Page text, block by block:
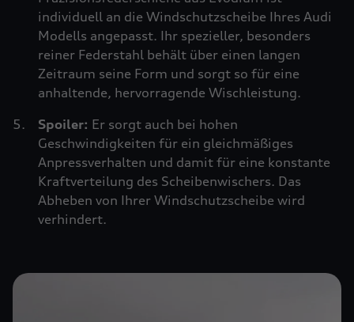
individuell an die Windschutzscheibe Ihres Audi
Modells angepasst. Ihr spezieller, besonders
reiner Federstahl behält über einen langen
Zeitraum seine Form und sorgt so für eine
anhaltende, hervorragende Wischleistung.
Spoiler: Er sorgt auch bei hohen
Geschwindigkeiten für ein gleichmäßiges
Anpressverhalten und damit für eine konstante
Kraftverteilung des Scheibenwischers. Das
Abheben von Ihrer Windschutzscheibe wird
verhindert.